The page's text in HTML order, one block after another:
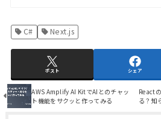
C# Next.js
ポスト シェア
AWS Amplify AI KitでAIとのチャッ
ト機能をサクッと作ってみる
React
る？知